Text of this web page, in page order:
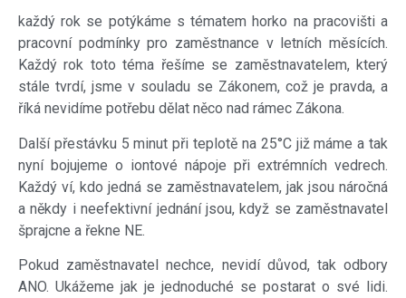
každý rok se potýkáme s tématem horko na pracovišti a
pracovní podmínky pro zaměstnance v letních měsících.
Každý rok toto téma řešíme se zaměstnavatelem, který
stále tvrdí, jsme v souladu se Zákonem, což je pravda, a
říká nevidíme potřebu dělat něco nad rámec Zákona.
Další přestávku 5 minut při teplotě na 25°C již máme a tak
nyní bojujeme o iontové nápoje při extrémních vedrech.
Každý ví, kdo jedná se zaměstnavatelem, jak jsou náročná
a někdy i neefektivní jednání jsou, když se zaměstnavatel
šprajcne a řekne NE.
Pokud zaměstnavatel nechce, nevidí důvod, tak odbory
ANO. Ukážeme jak je jednoduché se postarat o své lidi.